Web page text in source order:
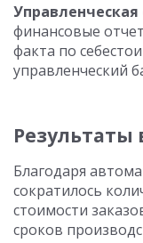
Управленческая
финансовые
факта по
управленческий
Результаты
Благодаря
сократилось
стоимости
сроков